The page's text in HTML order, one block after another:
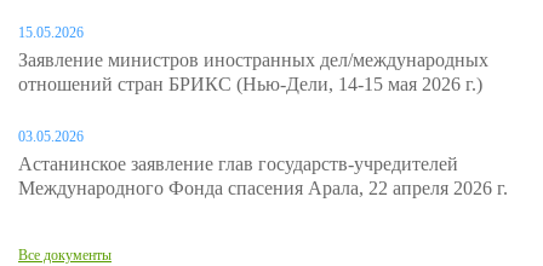
15.05.2026
Заявление министров иностранных дел/международных
отношений стран БРИКС (Нью-Дели, 14-15 мая 2026 г.)
03.05.2026
Астанинское заявление глав государств-учредителей
Международного Фонда спасения Арала, 22 апреля 2026 г.
Все документы